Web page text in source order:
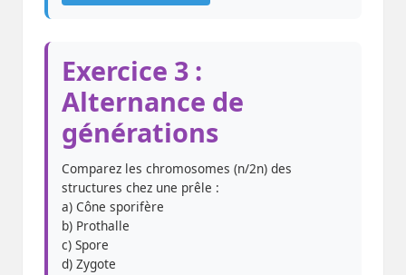
Exercice 3 :
Alternance de
générations
Comparez les chromosomes (n/2n) des
structures chez une prêle :
a) Cône sporifère
b) Prothalle
c) Spore
d) Zygote